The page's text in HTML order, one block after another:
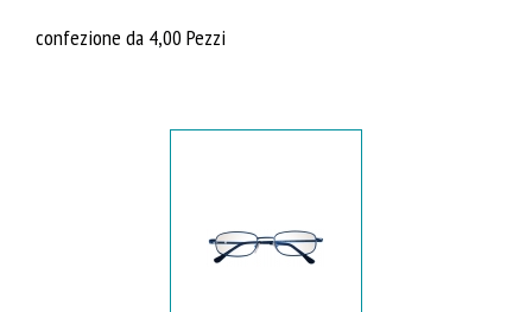
confezione da 4,00 Pezzi